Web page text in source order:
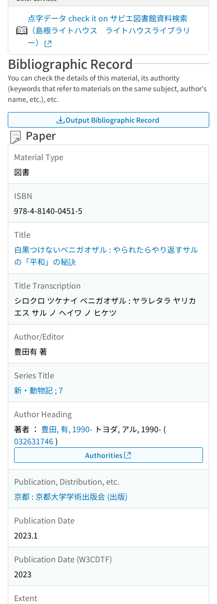
点字データ check it on サピエ図書館資料検索
（島根ライトハウス ライトハウスライブラリ
ー）
Bibliographic Record
You can check the details of this material, its authority
(keywords that refer to materials on the same subject, author's
name, etc.), etc.
Output Bibliographic Record
Paper
Material Type
図書
ISBN
978-4-8140-0451-5
Title
白黒つけないベニガオザル : やられたらやり返すサル
の「平和」の秘訣
Title Transcription
シロクロ ツケナイ ベニガオザル : ヤラレタラ ヤリカ
エス サル ノ ヘイワ ノ ヒケツ
Author/Editor
豊田有 著
Series Title
新・動物記 ; 7
Author Heading
著者 ： 豊田, 有, 1990- トヨダ, アル, 1990- (
032631746)
Authorities
Publication, Distribution, etc.
京都 : 京都大学学術出版会 (出版)
Publication Date
2023.1
Publication Date (W3CDTF)
2023
Extent